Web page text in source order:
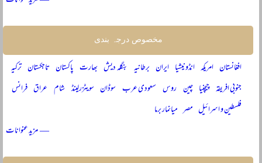
مخصوص درجہ بندی
افغانستان امریکہ انڈونیشیا ایران برطانیہ بنگلہ دیش بھارت پاکستان تاجکستان ترکیہ
جنوبی افریقہ چیچنیا چین روس سعودی عرب سوڈان سویٹزرلینڈ شام عراق فرانس
فلسطین و اسرائیل مصر میانمار برما
— مزید عنوانات